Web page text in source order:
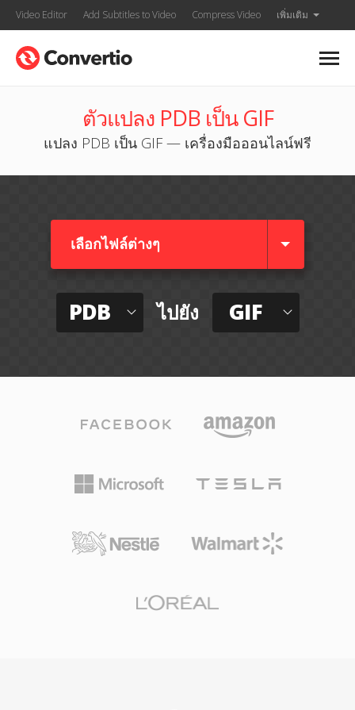
Video Editor Add Subtitles to Video Compress Video เพิ่มเติม
ตัวแปลง PDB เป็น GIF
แปลง PDB เป็น GIF — เครื่องมือออนไลน์ฟรี
เลือกไฟล์ต่างๆ​
PDB ไปยัง GIF